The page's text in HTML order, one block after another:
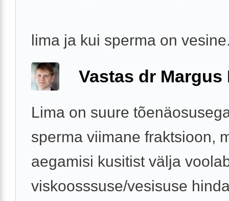
lima ja kui sperma on
Vastas dr Margus
Lima on suure
sperma viimane fraktsioon,
aegamisi kusitist välja
viskoosssuse/vesisuse